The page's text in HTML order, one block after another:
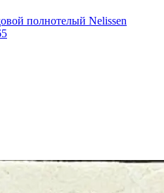
полнотелый Nelissen